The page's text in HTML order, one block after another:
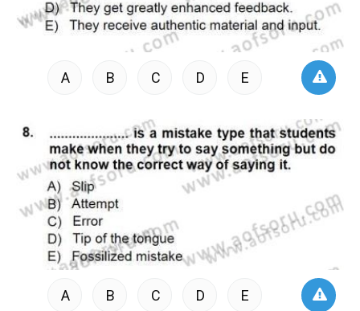
A B C D E
A B C D E